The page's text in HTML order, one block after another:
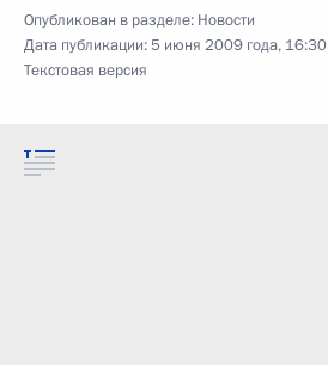
Опубликован в разделе: Новости
Дата публикации:5 июня 2009 года, 16:30
Текстовая версия